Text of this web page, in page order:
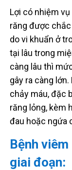
Lợi có nhiệm
răng được chắc
do vi khuẩn ở
tại lâu trong
càng lâu thì
gây ra càng
chảy máu, đặc
răng lỏng, kèm
đau hoặc ngứa
Bệnh
giai đoạn: